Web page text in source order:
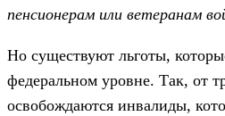
пенсионерам или ветеранам
Но существуют льготы,
федеральном уровне. Так, от
освобождаются инвалиды,